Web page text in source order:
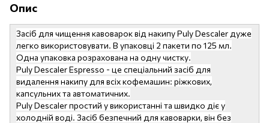
Опис
Засіб для чищення кавоварок від накипу Puly Descaler дуже
легко використовувати. В упаковці 2 пакети по 125 мл.
Одна упаковка розрахована на одну чистку.
Puly Descaler Espresso - це спеціальний засіб для
видалення накипу для всіх кофемашин: ріжкових,
капсульних та автоматичних.
Puly Descaler простий у використанні та швидко діє у
холодній воді. Засіб безпечний для кавоварки, він без